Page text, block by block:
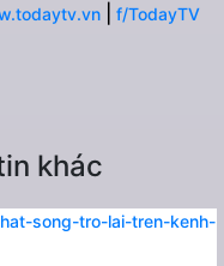
f/TodayTV
khác